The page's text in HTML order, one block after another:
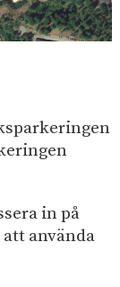
in på
använda